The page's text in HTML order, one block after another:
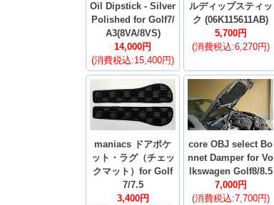
Oil Dipstick - Silver
Polished for Golf7/
A3(8VA/8VS)
14,000円
(消費税込:15,400円)
ルディップスティッ
ク (06K115611AB)
5,700円
(消費税込:6,270円)
maniacs ドアポケ
ット・ラグ（チェッ
クマット）for Golf
7/7.5
3,400円
core OBJ select Bo
nnet Damper for Vo
lkswagen Golf8/8.5
7,000円
(消費税込:7,700円)